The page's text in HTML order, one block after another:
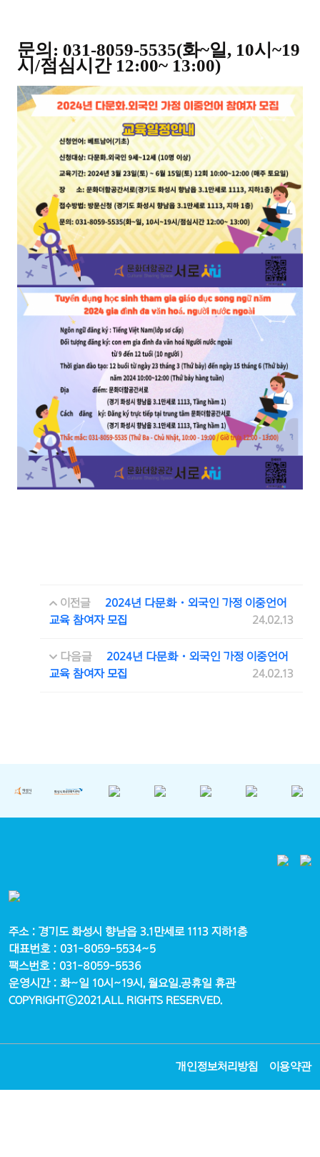
문의: 031-8059-5535(화~일, 10시~19
시/점심시간 12:00~ 13:00)
이전글
2024년 다문화・외국인 가정 이중언어
교육 참여자 모집
24.02.13
다음글
2024년 다문화・외국인 가정 이중언어
교육 참여자 모집
24.02.13
주소 : 경기도 화성시 향남읍 3.1만세로 1113 지하1층
대표번호 : 031-8059-5534~5
팩스번호 : 031-8059-5536
운영시간 : 화~일 10시~19시, 월요일.공휴일 휴관
COPYRIGHTⓒ2021.ALL RIGHTS RESERVED.
개인정보처리방침 이용약관